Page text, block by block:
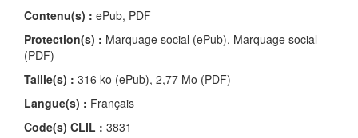
Contenu(s) : ePub, PDF
Protection(s) : Marquage social (ePub), Marquage social
(PDF)
Taille(s) : 316 ko (ePub), 2,77 Mo (PDF)
Langue(s) : Français
Code(s) CLIL : 3831